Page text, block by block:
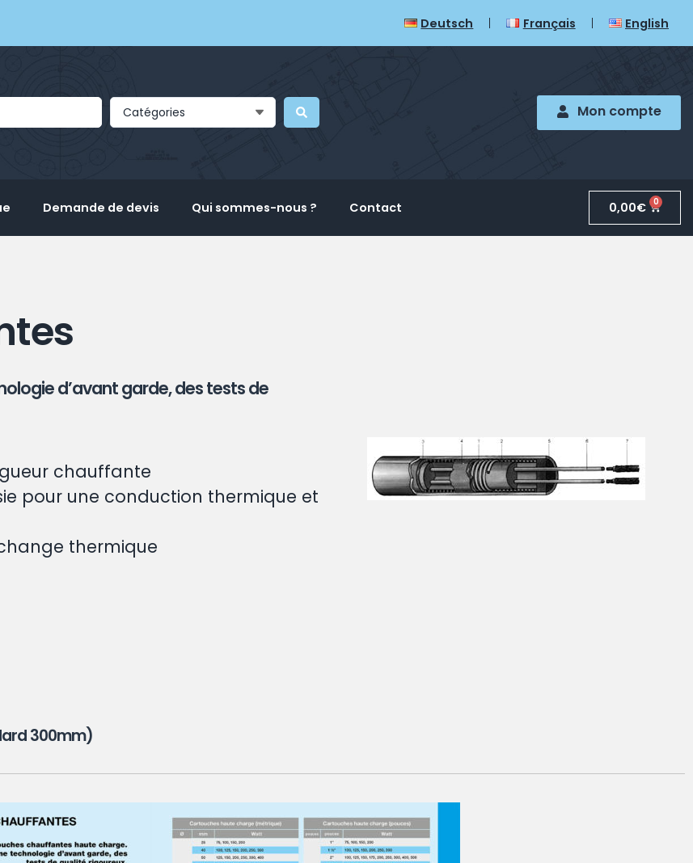
Deutsch Français English
Catégories Mon compte
Demande de devis Qui sommes-nous ? Contact 0,00€ 0
d’avant garde, des tests de
chauffante
pour une conduction thermique et
thermique
300mm)